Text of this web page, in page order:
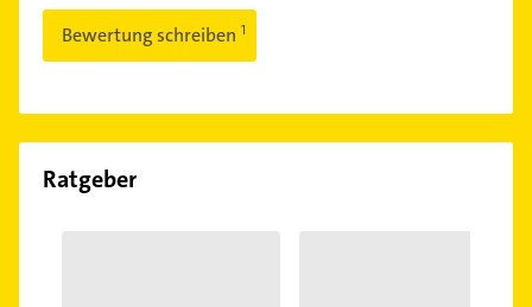
Bewertung schreiben
Ratgeber